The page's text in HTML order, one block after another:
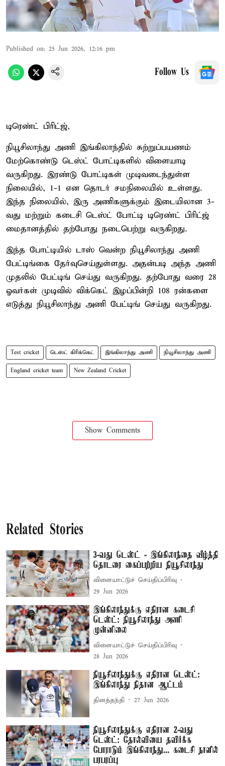
Published on: 25 Jun 2026, 12:16 pm
Follow Us
டிரெண்ட் பிரிட்ஜ்,
நியூசிலாந்து அணி இங்கிலாந்தில் சுற்றுப்பயணம்
மேற்கொண்டு டெஸ்ட் போட்டிகளில் விளையாடி
வருகிறது. இரண்டு போட்டிகள் முடிவடைந்துள்ள
நிலையில், 1-1 என தொடர் சமநிலையில் உள்ளது.
இந்த நிலையில், இரு அணிகளுக்கும் இடையிலான 3-
வது மற்றும் கடைசி டெஸ்ட் போட்டி டிரெண்ட் பிரிட்ஜ்
மைதானத்தில் தற்போது நடைபெற்று வருகிறது.
இந்த போட்டியில் டாஸ் வென்ற நியூசிலாந்து அணி
பேட்டிங்கை தேர்வுசெய்துள்ளது. அதன்படி அந்த அணி
முதலில் பேட்டிங் செய்து வருகிறது. தற்போது வரை 28
ஓவர்கள் முடிவில் விக்கெட் இழப்பின்றி 108 ரன்களை
எடுத்து நியூசிலாந்து அணி பேட்டிங் செய்து வருகிறது.
Test cricket டெஸ்ட் கிரிக்கெட் இங்கிலாந்து அணி நியூசிலாந்து அணி
England cricket team New Zealand Cricket
Show Comments
Related Stories
3-வது டெஸ்ட் - இங்கிலாந்தை வீழ்த்தி
தொடரை கைப்பற்றிய நியூசிலாந்து
விளையாட்டுச் செய்திப்பிரிவு
29 Jun 2026
இங்கிலாந்துக்கு எதிரான கடைசி
டெஸ்ட்: நியூசிலாந்து அணி
முன்னிலை
விளையாட்டுச் செய்திப்பிரிவு
28 Jun 2026
நியூசிலாந்துக்கு எதிரான டெஸ்ட்:
இங்கிலாந்து நிதான ஆட்டம்
தினத்தந்தி 27 Jun 2026
நியூசிலாந்துக்கு எதிரான 2-வது
டெஸ்ட்: தோல்வியை தவிர்க்க
போராடும் இங்கிலாந்து... கடைசி நாளில்
பரபரப்பு